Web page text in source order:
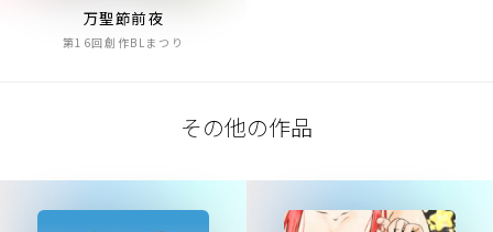
万聖節前夜
第16回創作BLまつり
その他の作品